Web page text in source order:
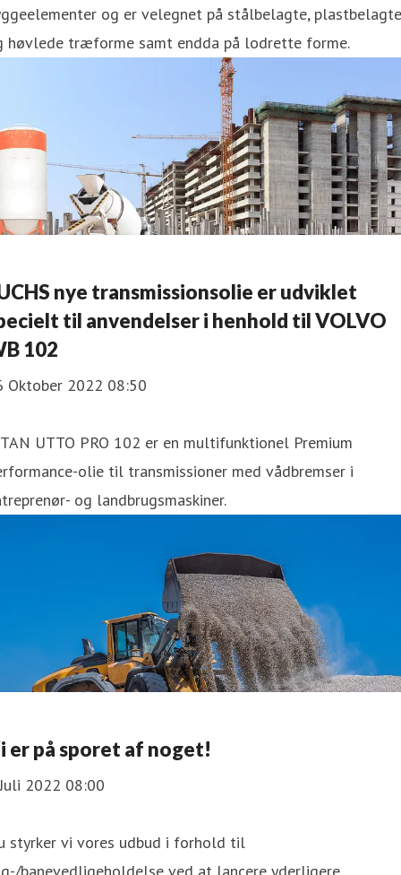
og er velegnet på stålbelagte, plastbelagte
høvlede træforme samt endda på lodrette forme.
nye transmissionsolie er udviklet
til anvendelser i henhold til VOLVO
102
Oktober 2022 08:50
UTTO PRO 102 er en multifunktionel Premium
olie til transmissioner med vådbremser i
og landbrugsmaskiner.
er på sporet af noget!
2022 08:00
styrker vi vores udbud i forhold til